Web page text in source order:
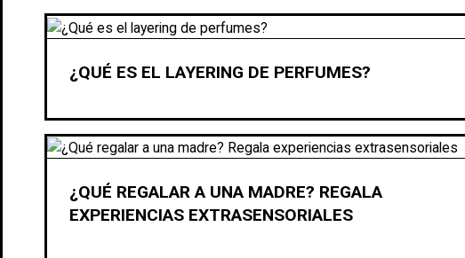
¿QUÉ ES EL LAYERING DE PERFUMES?
¿QUÉ REGALAR A UNA MADRE? REGALA
EXPERIENCIAS EXTRASENSORIALES